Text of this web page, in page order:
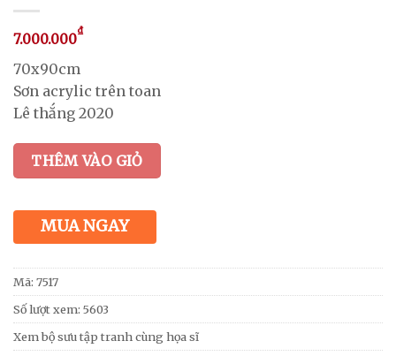
7.000.000₫
70x90cm
Sơn acrylic trên toan
Lê thắng 2020
THÊM VÀO GIỎ
MUA NGAY
Mã: 7517
Số lượt xem: 5603
Xem bộ sưu tập tranh cùng họa sĩ